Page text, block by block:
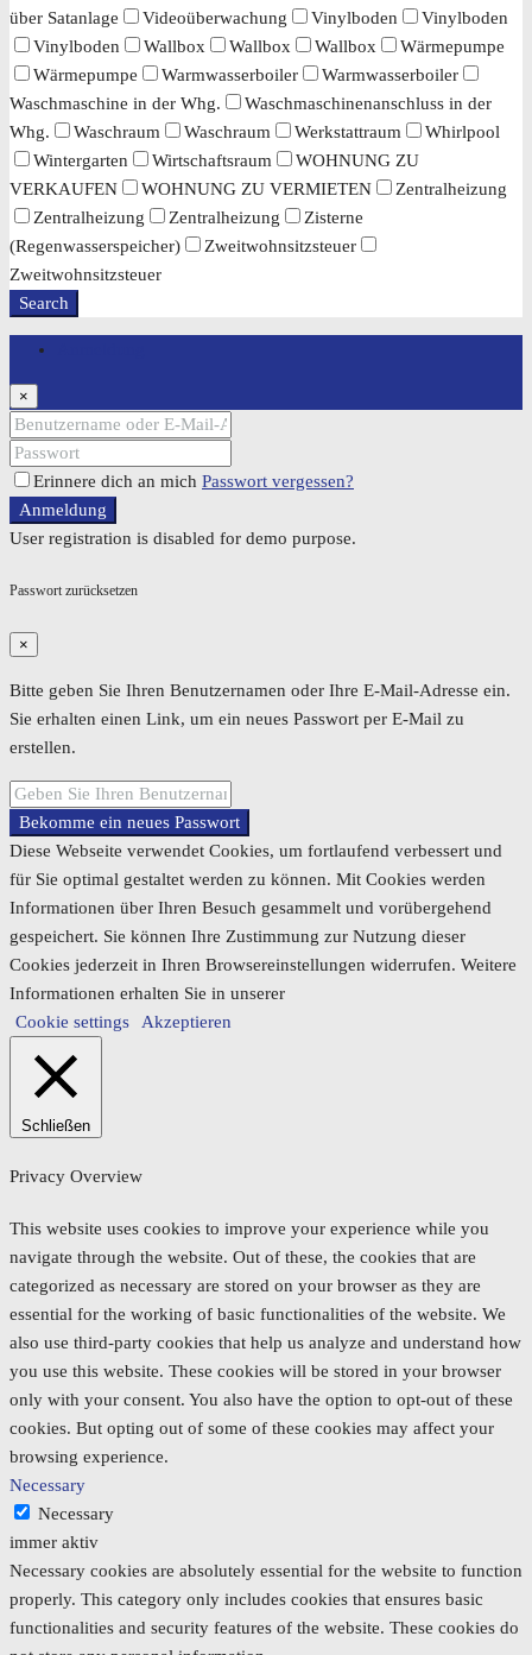
über Satanlage
Videoüberwachung Vinylboden
Vinylboden
Vinylboden
Wallbox Wallbox Wallbox
Wärmepumpe
Wärmepumpe
Warmwasserboiler
Warmwasserboiler
Waschmaschine in der Whg.
Waschmaschinenanschluss in der
Whg.
Waschraum Waschraum Werkstattraum
Whirlpool
Wintergarten
Wirtschaftsraum
WOHNUNG ZU
VERKAUFEN
WOHNUNG ZU VERMIETEN
Zentralheizung
Zentralheizung
Zentralheizung
Zisterne
(Regenwasserspeicher)
Zweitwohnsitzsteuer
Zweitwohnsitzsteuer
Search
×
Erinnere dich an mich Passwort vergessen?
Anmeldung
User registration is disabled for demo purpose.
Passwort zurücksetzen
×
Bitte geben Sie Ihren Benutzernamen oder Ihre E-Mail-Adresse ein.
Sie erhalten einen Link, um ein neues Passwort per E-Mail zu
erstellen.
Bekomme ein neues Passwort
Diese Webseite verwendet Cookies, um fortlaufend verbessert und
für Sie optimal gestaltet werden zu können. Mit Cookies werden
Informationen über Ihren Besuch gesammelt und vorübergehend
gespeichert. Sie können Ihre Zustimmung zur Nutzung dieser
Cookies jederzeit in Ihren Browsereinstellungen widerrufen. Weitere
Informationen erhalten Sie in unserer
Cookie settings
Akzeptieren
Schließen
Privacy Overview
This website uses cookies to improve your experience while you
navigate through the website. Out of these, the cookies that are
categorized as necessary are stored on your browser as they are
essential for the working of basic functionalities of the website. We
also use third-party cookies that help us analyze and understand how
you use this website. These cookies will be stored in your browser
only with your consent. You also have the option to opt-out of these
cookies. But opting out of some of these cookies may affect your
browsing experience.
Necessary
Necessary
immer aktiv
Necessary cookies are absolutely essential for the website to function
properly. This category only includes cookies that ensures basic
functionalities and security features of the website. These cookies do